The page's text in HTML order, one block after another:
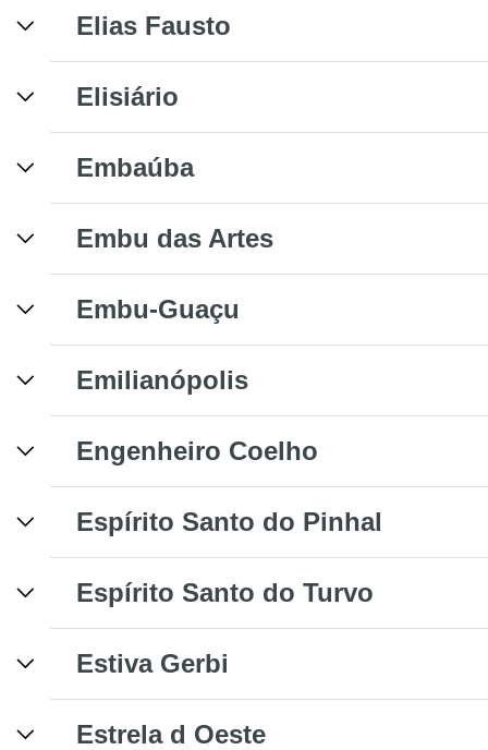
Elias Fausto
Elisiário
Embaúba
Embu das Artes
Embu-Guaçu
Emilianópolis
Engenheiro Coelho
Espírito Santo do Pinhal
Espírito Santo do Turvo
Estiva Gerbi
Estrela d Oeste